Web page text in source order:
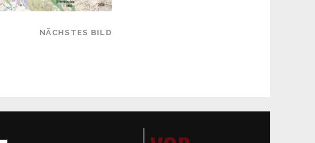
NÄCHSTES BILD